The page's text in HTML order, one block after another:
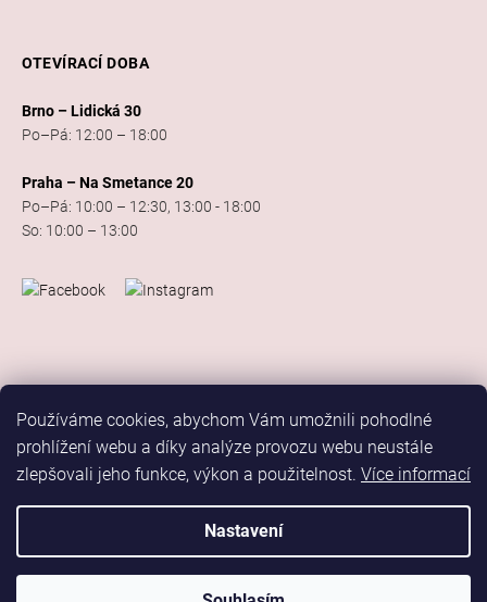
Používáme cookies, abychom Vám umožnili pohodlné
prohlížení webu a díky analýze provozu webu neustále
zlepšovali jeho funkce, výkon a použitelnost. Více informací
Nastavení
OTEVÍRACÍ DOBA
Brno – Lidická 30
Po–Pá: 12:00 – 18:00
Praha – Na Smetance 20
Po–Pá: 10:00 – 12:30, 13:00 - 18:00
So: 10:00 – 13:00
Vytvořil Shoptet
Elis Dance Sport . Všechna práva vyhrazena.
Upravit nastavení cookiesMarketing